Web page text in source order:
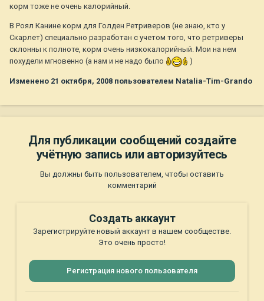
корм тоже не очень калорийный.
В Роял Канине корм для Голден Ретриверов (не знаю, кто у
Скарлет) специально разработан с учетом того, что ретриверы
склонны к полноте, корм очень низкокалорийный. Мои на нем
похудели мгновенно (а нам и не надо было
)
Изменено 21 октября, 2008 пользователем Natalia-Tim-Grando
Для публикации сообщений создайте
учётную запись или авторизуйтесь
Вы должны быть пользователем, чтобы оставить
комментарий
Создать аккаунт
Зарегистрируйте новый аккаунт в нашем сообществе.
Это очень просто!
Регистрация нового пользователя